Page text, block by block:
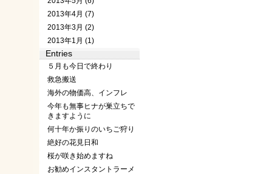
2013年4月 (7)
2013年3月 (2)
2013年1月 (1)
Entries
５月も今日で終わり
救急搬送
海外の物価高、インフレ
今年も無事ヒナが巣立ちで
きますように
何十年か振りのいちご狩り
絶好の花見日和
桜が咲き始めますね
お勧めインスタントラーメ